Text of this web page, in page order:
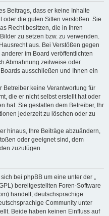
Beitrags, dass er keine Inhalte
die guten Sitten verstoßen. Sie
Recht besitzen, die in Ihren
zu setzen bzw. zu verwenden.
aus. Bei Verstößen gegen
im Board veröffentlichten
Abmahnung zeitweise oder
ausschließen und Ihnen ein
Betreiber keine Verantwortung für
die er nicht selbst erstellt hat oder
hat. Sie gestatten dem Betreiber, Ihr
jederzeit zu löschen oder zu
hinaus, Ihre Beiträge abzuändern,
oder geeignet sind, dem
zuzufügen.
bei phpBB um eine unter der „
bereitgestellten Foren-Software
handelt; deutschsprachige
Community unter
Beide haben keinen Einfluss auf